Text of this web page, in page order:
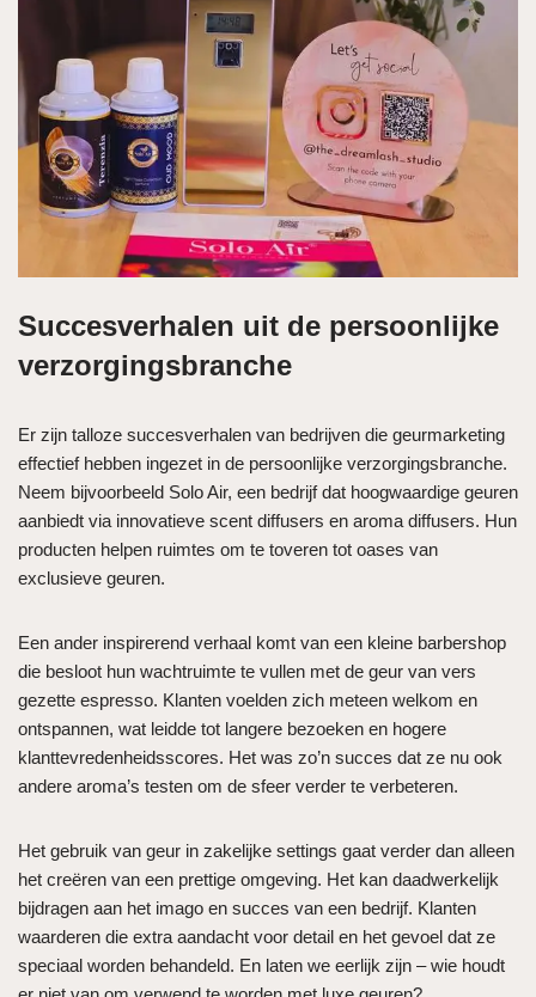
Succesverhalen uit de persoonlijke
verzorgingsbranche
Er zijn talloze succesverhalen van bedrijven die geurmarketing
effectief hebben ingezet in de persoonlijke verzorgingsbranche.
Neem bijvoorbeeld Solo Air, een bedrijf dat hoogwaardige geuren
aanbiedt via innovatieve scent diffusers en aroma diffusers. Hun
producten helpen ruimtes om te toveren tot oases van
exclusieve geuren.
Een ander inspirerend verhaal komt van een kleine barbershop
die besloot hun wachtruimte te vullen met de geur van vers
gezette espresso. Klanten voelden zich meteen welkom en
ontspannen, wat leidde tot langere bezoeken en hogere
klanttevredenheidsscores. Het was zo’n succes dat ze nu ook
andere aroma’s testen om de sfeer verder te verbeteren.
Het gebruik van geur in zakelijke settings gaat verder dan alleen
het creëren van een prettige omgeving. Het kan daadwerkelijk
bijdragen aan het imago en succes van een bedrijf. Klanten
waarderen die extra aandacht voor detail en het gevoel dat ze
speciaal worden behandeld. En laten we eerlijk zijn – wie houdt